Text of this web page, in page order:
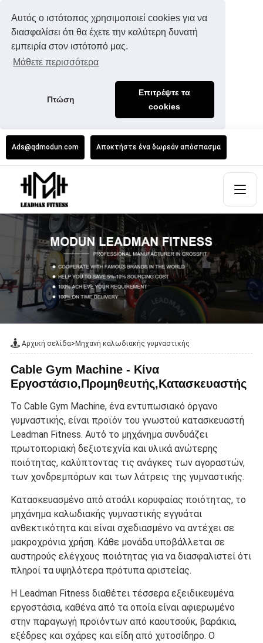
Αυτός ο ιστότοπος χρησιμοποιεί cookies για να
διασφαλίσει ότι θα έχετε την καλύτερη δυνατή
εμπειρία στον ιστότοπό μας.
Μάθετε περισσότερα
Πτώση
Επιτρέψτε τα
cookies
Ads@qdmodun.com Αποκτήστε ένα δωρεάν απόσπασμα
Αρχική σελίδα>Μηχανή καλωδιακής γυμναστικής
Cable Gym Machine - Κίνα
Εργοστάσιο,Προμηθευτής,Κατασκευαστής
Το Cable Gym Machine, ένα εντυπωσιακό όργανο
γυμναστικής, είναι προϊόν του γνωστού κατασκευαστή
Leadman Fitness. Αυτό το μηχάνημα συνδυάζει
πρωτοποριακή δεξιοτεχνία και υλικά ανώτερης
ποιότητας, καλύπτοντας τις ανάγκες των αγοραστών,
των χονδρεμπόρων και των λάτρεις της γυμναστικής.
Κατασκευασμένο από ατσάλι κορυφαίας ποιότητας, το
μηχάνημα καλωδιακής γυμναστικής εγγυάται
ανθεκτικότητα και είναι σχεδιασμένο να αντέχει σε
μακροχρόνια χρήση. Κάθε μονάδα υποβάλλεται σε
αυστηρούς ελέγχους ποιότητας για να διασφαλιστεί ότι
πληροί τα υψηλότερα πρότυπα αριστείας.
Η Leadman Fitness διαθέτει τέσσερα εξειδικευμένα
εργοστάσια, καθένα από τα οποία είναι αφιερωμένο
στην παραγωγή προϊόντων από καουτσούκ, βαράκια,
εξέδρες και σχάρες και είδη από χυτοσίδηρο. Ο